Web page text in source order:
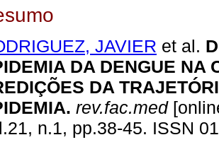
JAVIER et al.
DA DENGUE NA
DA
. rev.fac.med
n.1, pp.38-45. ISSN